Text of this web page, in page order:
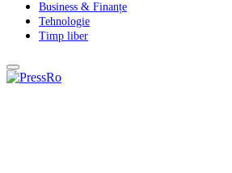
Business & Finanțe
Tehnologie
Timp liber